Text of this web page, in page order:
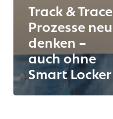
Track & Trace
Prozesse neu
denken –
auch ohne
Smart Locker